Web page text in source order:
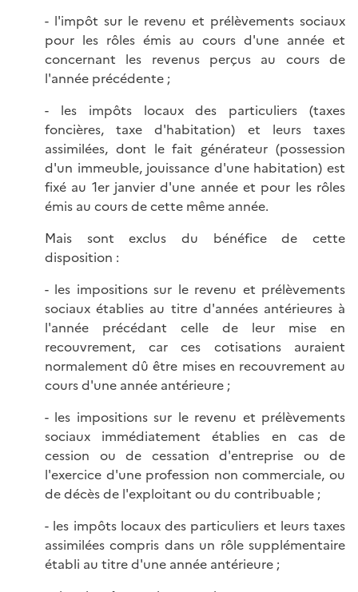
- l'impôt sur le revenu et prélèvements sociaux
pour les rôles émis au cours d'une année et
concernant les revenus perçus au cours de
l'année précédente ;
- les impôts locaux des particuliers (taxes
foncières, taxe d'habitation) et leurs taxes
assimilées, dont le fait générateur (possession
d'un immeuble, jouissance d'une habitation) est
fixé au 1er janvier d'une année et pour les rôles
émis au cours de cette même année.
Mais sont exclus du bénéfice de cette
disposition :
- les impositions sur le revenu et prélèvements
sociaux établies au titre d'années antérieures à
l'année précédant celle de leur mise en
recouvrement, car ces cotisations auraient
normalement dû être mises en recouvrement au
cours d'une année antérieure ;
- les impositions sur le revenu et prélèvements
sociaux immédiatement établies en cas de
cession ou de cessation d'entreprise ou de
l'exercice d'une profession non commerciale, ou
de décès de l'exploitant ou du contribuable ;
- les impôts locaux des particuliers et leurs taxes
assimilées compris dans un rôle supplémentaire
établi au titre d'une année antérieure ;